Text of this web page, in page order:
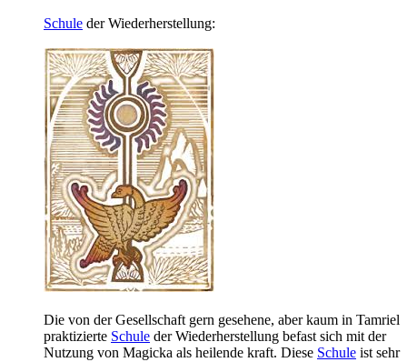
Schule der Wiederherstellung:
Die von der Gesellschaft gern gesehene, aber kaum in Tamriel
praktizierte Schule der Wiederherstellung befast sich mit der
Nutzung von Magicka als heilende kraft. Diese Schule ist sehr